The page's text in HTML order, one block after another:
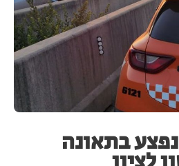
בתאונה